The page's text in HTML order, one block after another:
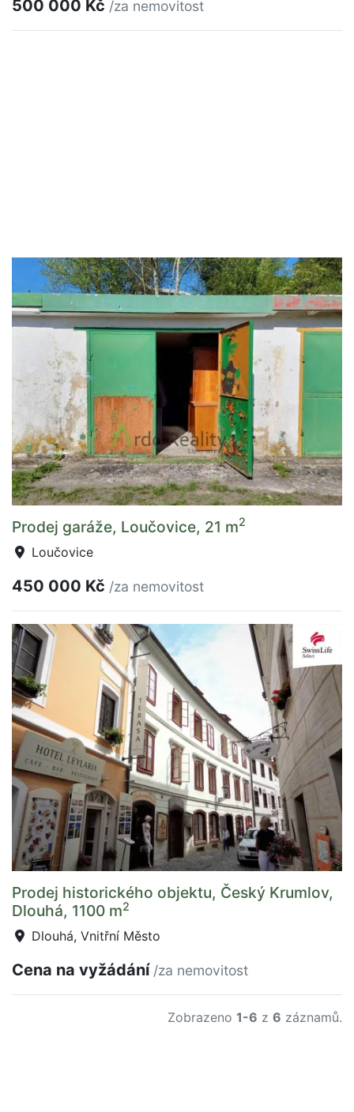
500 000 Kč /za nemovitost
Prodej garáže, Loučovice, 21 m2
Loučovice
450 000 Kč /za nemovitost
Prodej historického objektu, Český Krumlov,
Dlouhá, 1100 m2
Dlouhá, Vnitřní Město
Cena na vyžádání /za nemovitost
Zobrazeno 1-6 z 6 záznamů.